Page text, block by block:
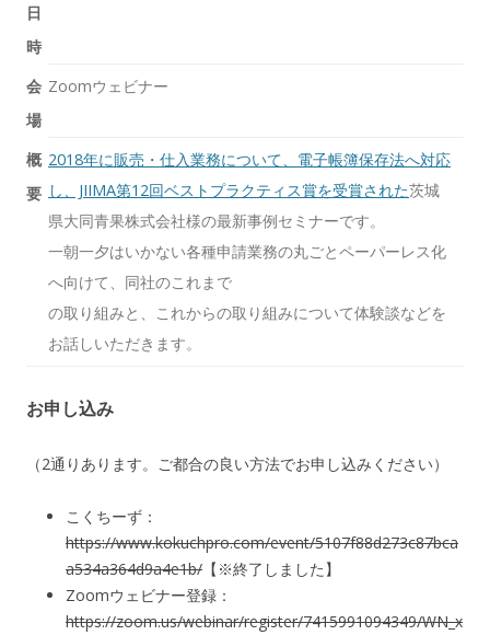
日
時
会
場
Zoomウェビナー
概
要
2018年に販売・仕入業務について、電子帳簿保存法へ対応
し、JIIMA第12回ベストプラクティス賞を受賞された茨城
県大同青果株式会社様の最新事例セミナーです。
一朝一夕はいかない各種申請業務の丸ごとペーパーレス化
へ向けて、同社のこれまで
の取り組みと、これからの取り組みについて体験談などを
お話しいただきます。
お申し込み
（2通りあります。ご都合の良い方法でお申し込みください）
こくちーず：
https://www.kokuchpro.com/event/5107f88d273c87bca
a534a364d9a4e1b/ 【※終了しました】
Zoomウェビナー登録：
https://zoom.us/webinar/register/7415991094349/WN_x